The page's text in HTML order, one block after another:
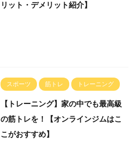
リット・デメリット紹介】
スポーツ 筋トレ トレーニング
【トレーニング】家の中でも最高級
の筋トレを！【オンラインジムはこ
こがおすすめ】